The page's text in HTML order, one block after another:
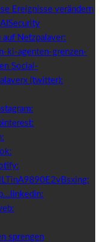
sprengen